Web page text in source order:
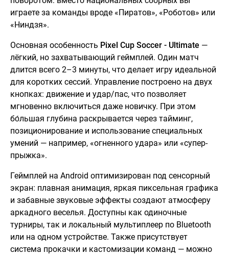
играете за команды вроде «Пиратов», «Роботов» или
«Ниндзя».
Основная особенность Pixel Cup Soccer - Ultimate —
лёгкий, но захватывающий геймплей. Один матч
длится всего 2–3 минуты, что делает игру идеальной
для коротких сессий. Управление построено на двух
кнопках: движение и удар/пас, что позволяет
мгновенно включиться даже новичку. При этом
бо́льшая глубина раскрывается через тайминг,
позиционирование и использование специальных
умений — например, «огненного удара» или «супер-
прыжка».
Геймплей на Android оптимизирован под сенсорный
экран: плавная анимация, яркая пиксельная графика
и забавные звуковые эффекты создают атмосферу
аркадного веселья. Доступны как одиночные
турниры, так и локальный мультиплеер по Bluetooth
или на одном устройстве. Также присутствует
система прокачки и кастомизации команд — можно